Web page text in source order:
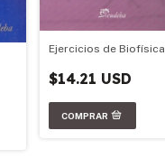
Ejercicios de Biofísica
$14.21 USD